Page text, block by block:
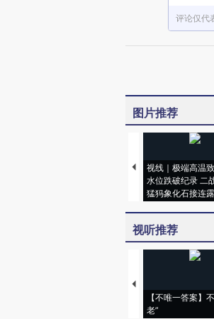
评论仅代
图片推荐
视线｜极端高温
水位跌破纪录 二
猛犸象化石接连
视听推荐
【不唯一答案】
老”